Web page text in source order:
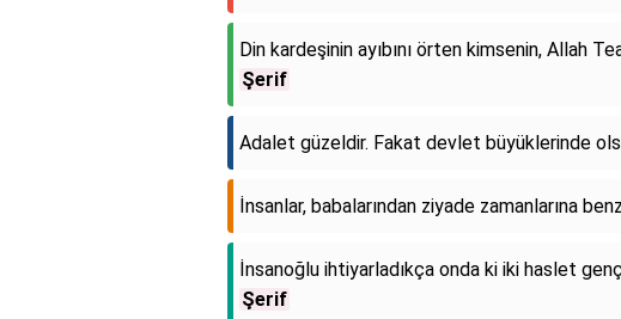
Din kardeşinin ayıbını örten kimsenin, Allah
Şerif
Adalet güzeldir. Fakat devlet büyüklerinde
İnsanlar, babalarından ziyade zamanlarına
İnsanoğlu ihtiyarladıkça onda ki iki haslet
Şerif